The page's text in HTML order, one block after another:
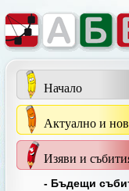
Начало
Актуално и
Изяви и
- Бъдещи